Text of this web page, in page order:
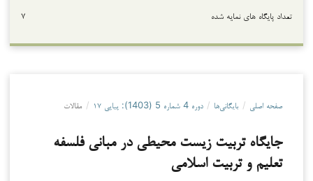
تعداد پایگاه های نمایه شده ۷
صفحه اصلی / بایگانی‌ها / دوره 4 شماره 5 (1403): پیاپی ‍۱۷ / مقالات
جایگاه تربیت زیست محیطی در مبانی فلسفه
تعلیم و تربیت اسلامی